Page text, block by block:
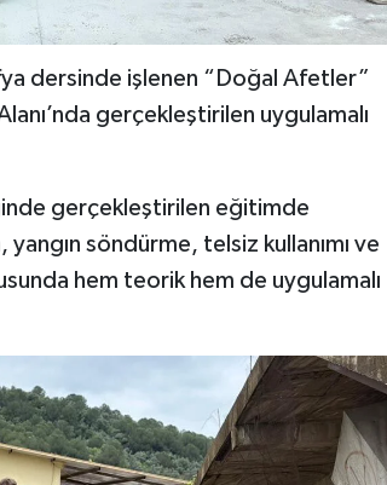
dersinde işlenen “Doğal Afetler”
gerçekleştirilen uygulamalı
gerçekleştirilen eğitimde
söndürme, telsiz kullanımı ve
hem teorik hem de uygulamalı